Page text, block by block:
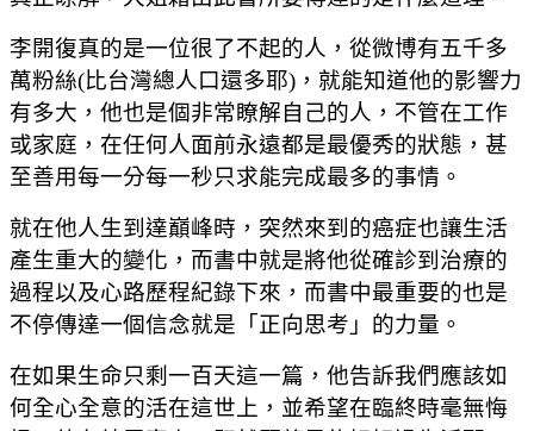
李開復真的是一位很了不起的人，從微博有五千多
萬粉絲(比台灣總人口還多耶)，就能知道他的影響力
有多大，他也是個非常瞭解自己的人，不管在工作
或家庭，在任何人面前永遠都是最優秀的狀態，甚
至善用每一分每一秒只求能完成最多的事情。
就在他人生到達巔峰時，突然來到的癌症也讓生活
產生重大的變化，而書中就是將他從確診到治療的
過程以及心路歷程紀錄下來，而書中最重要的也是
不停傳達一個信念就是「正向思考」的力量。
在如果生命只剩一百天這一篇，他告訴我們應該如
何全心全意的活在這世上，並希望在臨終時毫無悔